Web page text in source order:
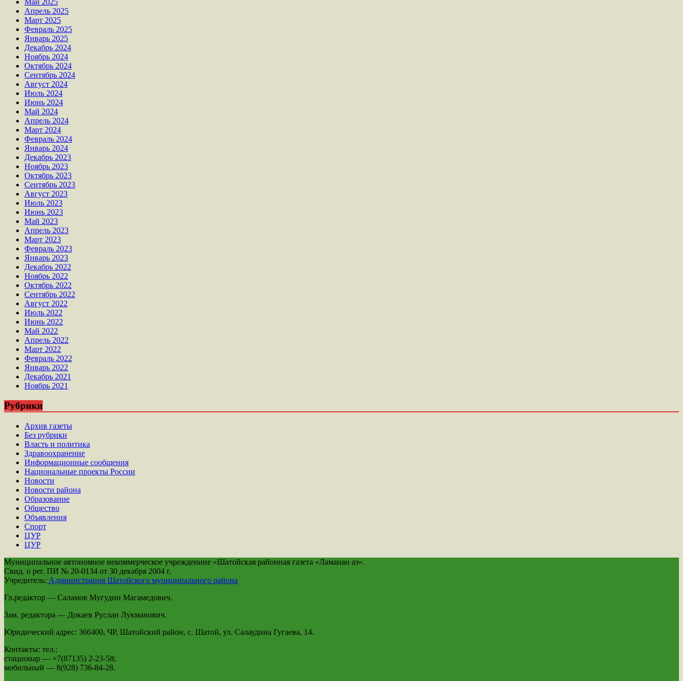
Май 2025
Апрель 2025
Март 2025
Февраль 2025
Январь 2025
Декабрь 2024
Ноябрь 2024
Октябрь 2024
Сентябрь 2024
Август 2024
Июль 2024
Июнь 2024
Май 2024
Апрель 2024
Март 2024
Февраль 2024
Январь 2024
Декабрь 2023
Ноябрь 2023
Октябрь 2023
Сентябрь 2023
Август 2023
Июль 2023
Июнь 2023
Май 2023
Апрель 2023
Март 2023
Февраль 2023
Январь 2023
Декабрь 2022
Ноябрь 2022
Октябрь 2022
Сентябрь 2022
Август 2022
Июль 2022
Июнь 2022
Май 2022
Апрель 2022
Март 2022
Февраль 2022
Январь 2022
Декабрь 2021
Ноябрь 2021
Рубрики
Архив газеты
Без рубрики
Власть и политика
Здравоохранение
Информационные сообщения
Национальные проекты России
Новости
Новости района
Образование
Общество
Объявления
Спорт
ЦУР
ЦУР
Муниципальное автономное некоммерческое учреждениие «Шатойская районная газета «Ламанан аз».
Свид. о рег. ПИ № 20-0134 от 30 декабря 2004 г.
Учредитель: Администрация Шатойского муниципального района
Гл.редактор — Саламов Мугудин Магамедович.
Зам. редактора — Докаев Руслан Лукманович.
Юридический адрес: 366400, ЧР, Шатойский район, с. Шатой, ул. Салаудина Гугаева, 14.
Контакты: тел.:
стационар — +7(87135) 2-23-58;
мобильный — 8(928) 736-84-28.